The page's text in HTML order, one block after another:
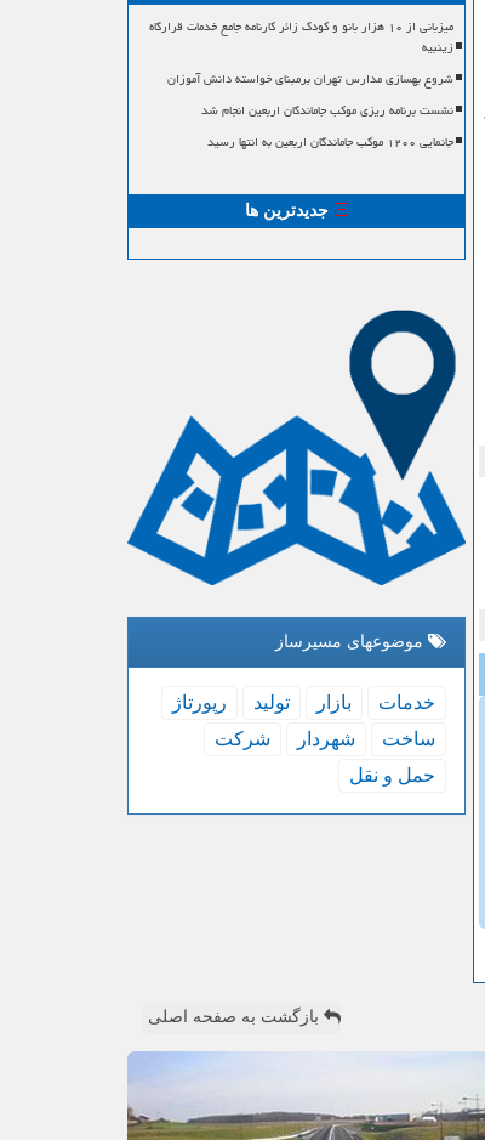
میزبانی از ۱۰ هزار بانو و کودک زائر کارنامه جامع خدمات قرارگاه
زینبیه
شروع بهسازی مدارس تهران برمبنای خواسته دانش آموزان
نشست برنامه ریزی موکب جاماندگان اربعین انجام شد
جانمایی ۱۲۰۰ موکب جاماندگان اربعین به انتها رسید
جدیدترین ها
موضوعهای مسیرساز
خدمات بازار تولید
رپورتاژ
ساخت
شهردار
شركت
حمل و نقل
بازگشت به صفحه اصلی